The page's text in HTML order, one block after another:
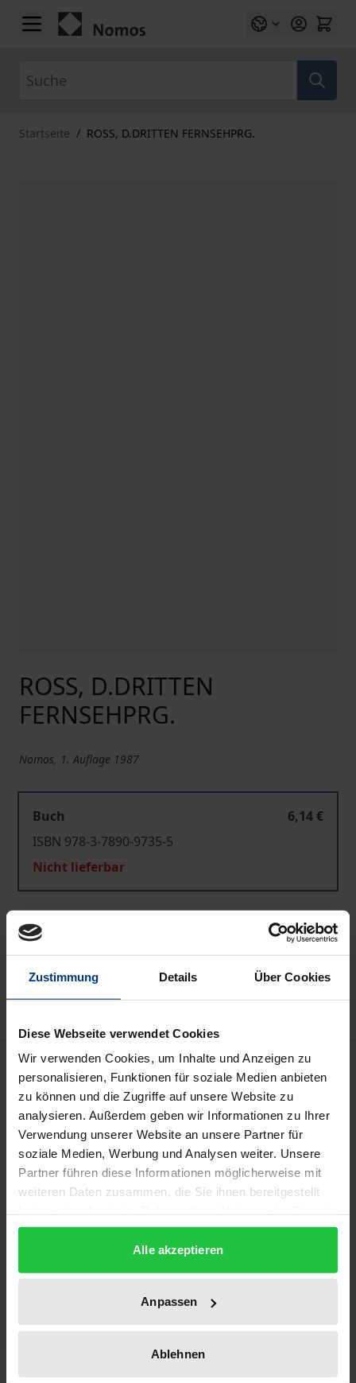
Zustimmung Details Über Cookies
Diese Webseite verwendet Cookies
Wir verwenden Cookies, um Inhalte und Anzeigen zu
personalisieren, Funktionen für soziale Medien anbieten
zu können und die Zugriffe auf unsere Website zu
analysieren. Außerdem geben wir Informationen zu Ihrer
Verwendung unserer Website an unsere Partner für
soziale Medien, Werbung und Analysen weiter. Unsere
Partner führen diese Informationen möglicherweise mit
weiteren Daten zusammen, die Sie ihnen bereitgestellt
gesammelt haben.
Alle akzeptieren
Anpassen
Ablehnen
Zum Inhalt springen
Startseite / ROSS, D.DRITTEN FERNSEHPRG.
ROSS, D.DRITTEN
FERNSEHPRG.
Nomos, 1. Auflage 1987
Buch
6,14 €
ISBN 978-3-7890-9735-5
Nicht lieferbar
Zur Wunschliste hinzufügen
Hinweise zu Versandkosten
Bibliografische Angaben
Auflage
1
ISBN
978-3-7890-9735-5
Nomos